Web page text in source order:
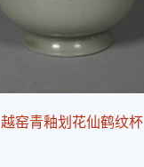
越窑青釉划花仙鹤纹杯